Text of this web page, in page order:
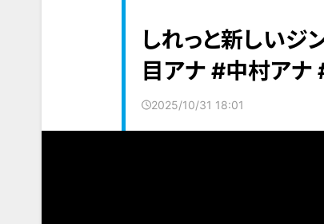
しれっと新しいジ
目アナ #中村アナ
2025/10/31 18:01